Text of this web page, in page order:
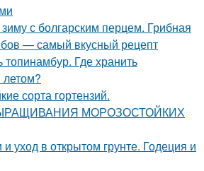
с болгарским перцем. Грибная
— самый вкусный рецепт
топинамбур. Где хранить
сорта гортензий.
МОРОЗОСТОЙКИХ
уход в открытом грунте. Годеция и